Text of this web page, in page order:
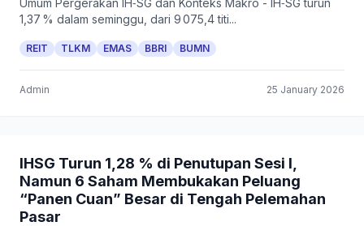
Umum Pergerakan IH‑SG dan Konteks Makro - IH‑SG turun
1,37 % dalam seminggu, dari 9 075,4 titi...
REIT TLKM EMAS BBRI BUMN
Admin 25 January 2026
IHSG Turun 1,28 % di Penutupan Sesi I,
Namun 6 Saham Membukakan Peluang
“Panen Cuan” Besar di Tengah Pelemahan
Pasar